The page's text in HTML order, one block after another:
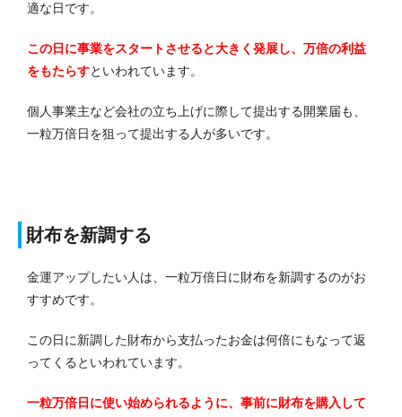
適な日です。
この日に事業をスタートさせると大きく発展し、万倍の利益
をもたらすといわれています。
個人事業主など会社の立ち上げに際して提出する開業届も、
一粒万倍日を狙って提出する人が多いです。
財布を新調する
金運アップしたい人は、一粒万倍日に財布を新調するのがお
すすめです。
この日に新調した財布から支払ったお金は何倍にもなって返
ってくるといわれています。
一粒万倍日に使い始められるように、事前に財布を購入して